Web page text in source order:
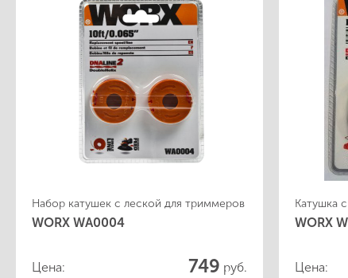
- Аксессуары для садовой техники
- Расходные материалы
Мойки электрические
Электроинструмент
Набор катушек с леской для триммеров
WORX WA0004
Цена: 749 руб.
Катушка
WORX
Цена: